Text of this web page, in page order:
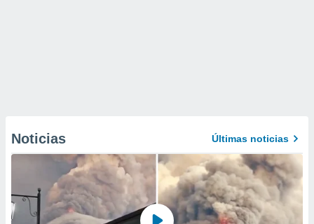
Noticias Últimas noticias